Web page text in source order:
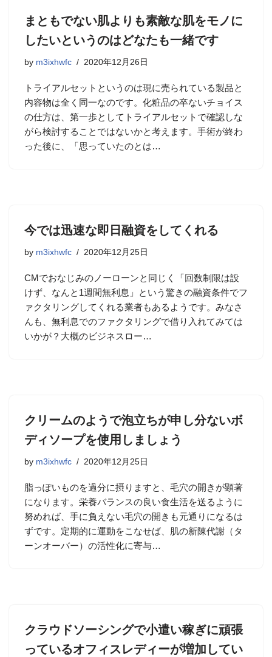
まともでない肌よりも素敵な肌をモノに
したいというのはどなたも一緒です
by m3ixhwfc 2020年12月26日
トライアルセットというのは現に売られている製品と
内容物は全く同一なのです。化粧品の卒ないチョイス
の仕方は、第一歩としてトライアルセットで確認しな
がら検討することではないかと考えます。手術が終わ
った後に、「思っていたのとは…
今では迅速な即日融資をしてくれる
by m3ixhwfc 2020年12月25日
CMでおなじみのノーローンと同じく「回数制限は設
けず、なんと1週間無利息」という驚きの融資条件でフ
ァクタリングしてくれる業者もあるようです。みなさ
んも、無利息でのファクタリングで借り入れてみては
いかが？大概のビジネスロー…
クリームのようで泡立ちが申し分ないボ
ディソープを使用しましょう
by m3ixhwfc 2020年12月25日
脂っぽいものを過分に摂りますと、毛穴の開きが顕著
になります。栄養バランスの良い食生活を送るように
努めれば、手に負えない毛穴の開きも元通りになるは
ずです。定期的に運動をこなせば、肌の新陳代謝（タ
ーンオーバー）の活性化に寄与…
クラウドソーシングで小遣い稼ぎに頑張
っているオフィスレディーが増加してい